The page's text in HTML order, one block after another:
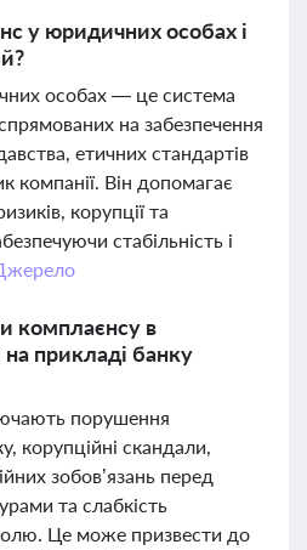
у юридичних особах і
особах — це система
на забезпечення
етичних стандартів
компанії. Він допомагає
корупції та
стабільність і
комплаєнсу в
на прикладі банку
порушення
корупційні скандали,
зобов’язань перед
та слабкість
Це може призвести до